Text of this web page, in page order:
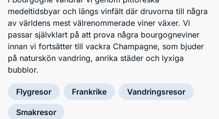
medeltidsbyar och längs vinfält där druvorna till några
av världens mest välrenommerade viner växer. Vi
passar självklart på att prova några bourgogneviner
innan vi fortsätter till vackra Champagne, som bjuder
på naturskön vandring, anrika städer och lyxiga
bubblor.
Flygresor Frankrike Vandringsresor
Smakresor